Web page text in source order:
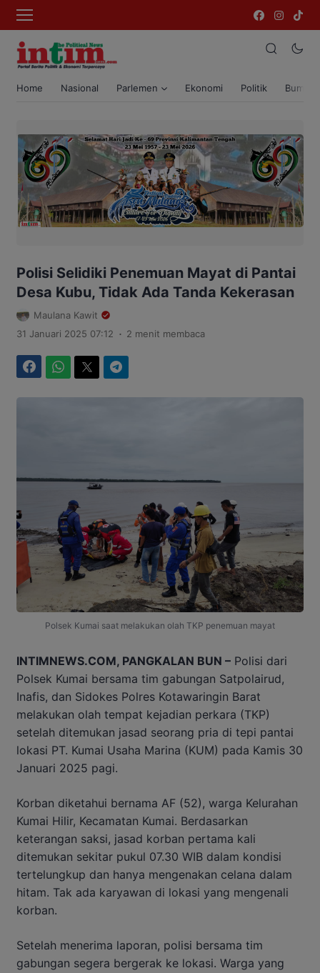
Home Nasional Parlemen Ekonomi Politik Bumi
Polisi Selidiki Penemuan Mayat di Pantai
Desa Kubu, Tidak Ada Tanda Kekerasan
Maulana Kawit
31 Januari 2025 07:12 . 2 menit membaca
Polsek Kumai saat melakukan olah TKP penemuan mayat
INTIMNEWS.COM, PANGKALAN BUN – Polisi dari
Polsek Kumai bersama tim gabungan Satpolairud,
Inafis, dan Sidokes Polres Kotawaringin Barat
melakukan olah tempat kejadian perkara (TKP)
setelah ditemukan jasad seorang pria di tepi pantai
lokasi PT. Kumai Usaha Marina (KUM) pada Kamis 30
Januari 2025 pagi.
Korban diketahui bernama AF (52), warga Kelurahan
Kumai Hilir, Kecamatan Kumai. Berdasarkan
keterangan saksi, jasad korban pertama kali
ditemukan sekitar pukul 07.30 WIB dalam kondisi
tertelungkup dan hanya mengenakan celana dalam
hitam. Tak ada karyawan di lokasi yang mengenali
korban.
Setelah menerima laporan, polisi bersama tim
gabungan segera bergerak ke lokasi. Warga yang